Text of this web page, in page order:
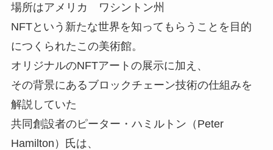
場所はアメリカ ワシントン州
NFTという新たな世界を知ってもらうことを目的
につくられたこの美術館。
オリジナルのNFTアートの展示に加え、
その背景にあるブロックチェーン技術の仕組みを
解説していた
共同創設者のピーター・ハミルトン（Peter
Hamilton）氏は、